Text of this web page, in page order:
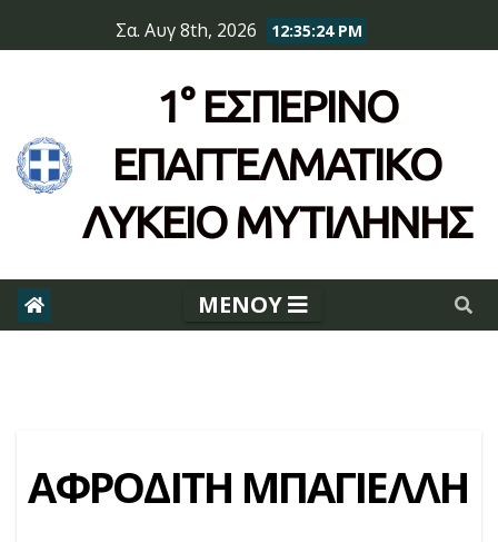
to
Σα. Αυγ 8th, 2026 12:35:25 PM
1° ΕΣΠΕΡΙΝΌ
ΕΠΆΓΓΕΛΜΑΤΙΚΟ
ΛΥΚΕΙΟ ΜΥΤΙΛΗΝΗΣ
ΑΦΡΟΔΙΤΗ ΜΠΑΓΙΕΛΛΗ